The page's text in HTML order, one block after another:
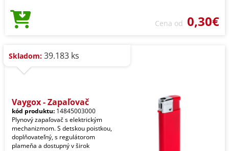
Cena od 0,30€
Skladom: 39.183 ks
Vaygox - Zapaľovač
kód produktu: 14845003000
Plynový zapaľovač s elektrickým
mechanizmom. S detskou poistkou,
doplňovateľný, s regulátorom
plameňa a dostupný v širok